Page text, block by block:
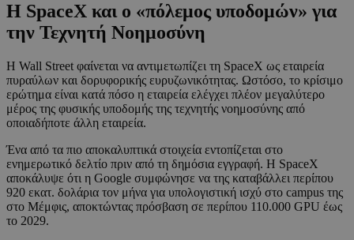
Η SpaceX και ο «πόλεμος υποδομών» για
την Τεχνητή Νοημοσύνη
Η Wall Street φαίνεται να αντιμετωπίζει τη SpaceX ως εταιρεία
πυραύλων και δορυφορικής ευρυζωνικότητας. Ωστόσο, το κρίσιμο
ερώτημα είναι κατά πόσο η εταιρεία ελέγχει πλέον μεγαλύτερο
μέρος της φυσικής υποδομής της τεχνητής νοημοσύνης από
οποιαδήποτε άλλη εταιρεία.
Ένα από τα πιο αποκαλυπτικά στοιχεία εντοπίζεται στο
ενημερωτικό δελτίο πριν από τη δημόσια εγγραφή. Η SpaceX
αποκάλυψε ότι η Google συμφώνησε να της καταβάλλει περίπου
920 εκατ. δολάρια τον μήνα για υπολογιστική ισχύ στο campus της
στο Μέμφις, αποκτώντας πρόσβαση σε περίπου 110.000 GPU έως
το 2029.